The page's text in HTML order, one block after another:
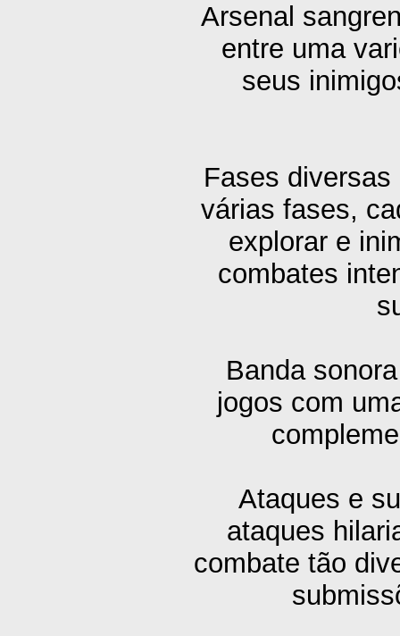
Arsenal
entre uma
seus
Fases
várias fases,
explorar e
combates
Banda
jogos com
Ataques e
ataques
combate tão